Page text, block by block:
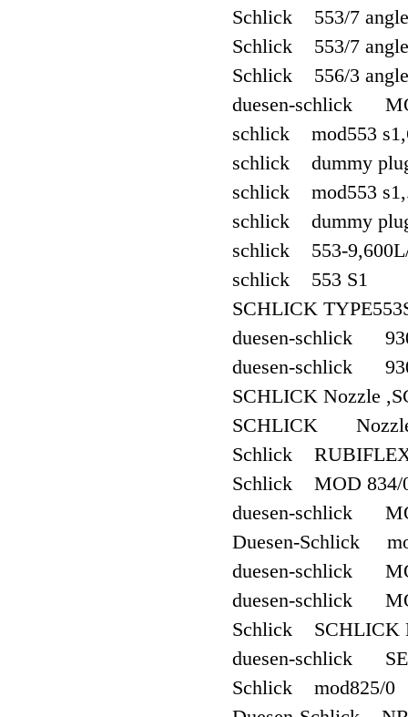
Schlick 553/7
Schlick 553/7
Schlick 556/3
duesen-schlick
schlick mod553
schlick dummy
schlick mod553
schlick dummy
schlick 553-
schlick 553 S1
SCHLICK
duesen-schlick
duesen-schlick
SCHLICK Nozzle
SCHLICK Nozzle
Schlick
Schlick MOD 834/
duesen-schlick
Duesen-Schlick
duesen-schlick
duesen-schlick
Schlick SCHLICK
duesen-schlick
Schlick mod825/0